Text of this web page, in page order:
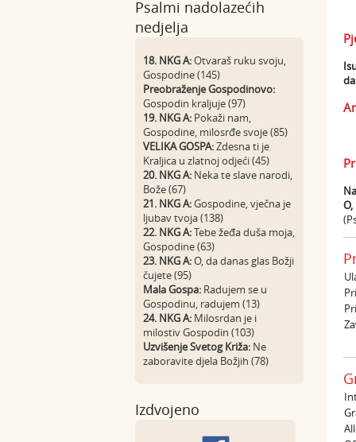
Psalmi nadolazećih
nedjelja
18. NKG A:Otvaraš ruku svoju,
Gospodine (145)
Preobraženje Gospodinovo:
Gospodin kraljuje (97)
19. NKG A: Pokaži nam,
Gospodine, milosrđe svoje (85)
VELIKA GOSPA:Zdesna ti je
Kraljica u zlatnoj odjeći (45)
20. NKG A: Neka te slave narodi,
Bože (67)
21. NKG A:Gospodine, vječna je
ljubav tvoja (138)
22. NKG A:Tebe žeđa duša moja,
Gospodine (63)
23. NKG A:O, da danas glas Božji
čujete (95)
Mala Gospa: Radujem se u
Gospodinu, radujem (13)
24. NKG A: Milosrdan je i
milostiv Gospodin (103)
Uzvišenje Svetog Križa: Ne
zaboravite djela Božjih (78)
Izdvojeno